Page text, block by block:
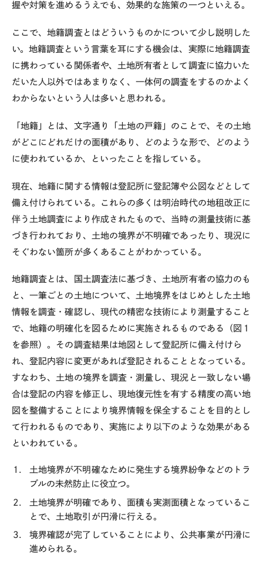
握や対策を進めるうえでも、効果的な施策の一つといえる。
ここで、地籍調査とはどういうものかについて少し説明した
い。地籍調査という言葉を耳にする機会は、実際に地籍調査
に携わっている関係者や、土地所有者として調査に協力いた
だいた人以外ではあまりなく、一体何の調査をするのかよく
わからないという人は多いと思われる。
「地籍」とは、文字通り「土地の戸籍」のことで、その土地
がどこにどれだけの面積があり、どのような形で、どのよう
に使われているか、といったことを指している。
現在、地籍に関する情報は登記所に登記簿や公図などとして
備え付けられている。これらの多くは明治時代の地租改正に
伴う土地調査により作成されたもので、当時の測量技術に基
づき行われており、土地の境界が不明確であったり、現況に
そぐわない箇所が多くあることがわかっている。
地籍調査とは、国土調査法に基づき、土地所有者の協力のも
と、一筆ごとの土地について、土地境界をはじめとした土地
情報を調査・確認し、現代の精密な技術により測量すること
で、地籍の明確化を図るために実施されるものである（図１
を参照）。その調査結果は地図として登記所に備え付けら
れ、登記内容に変更があれば登記されることとなっている。
すなわち、土地の境界を調査・測量し、現況と一致しない場
合は登記の内容を修正し、現地復元性を有する精度の高い地
図を整備することにより境界情報を保全することを目的とし
て行われるものであり、実施により以下のような効果がある
といわれている。
土地境界が不明確なために発生する境界紛争などのトラ
ブルの未然防止に役立つ。
土地境界が明確であり、面積も実測面積となっているこ
とで、土地取引が円滑に行える。
境界確認が完了していることにより、公共事業が円滑に
進められる。